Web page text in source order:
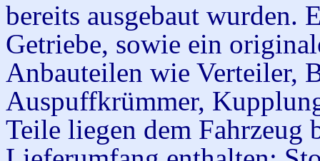
bereits ausgebaut wurden.
Getriebe, sowie ein
Anbauteilen wie Verteiler,
Auspuffkrümmer,
Teile liegen dem Fahrzeug